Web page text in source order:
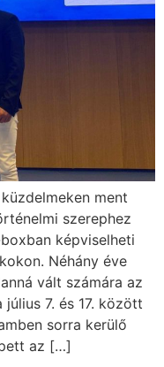
ment
szerephez
képviselheti
Néhány éve
vált számára az
7. és 17. között
sorra kerülő
az […]